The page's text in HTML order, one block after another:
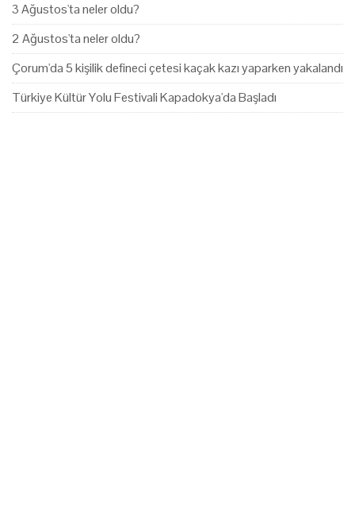
3 Ağustos'ta neler oldu?
2 Ağustos'ta neler oldu?
Çorum'da 5 kişilik defineci çetesi kaçak kazı yaparken yakalandı
Türkiye Kültür Yolu Festivali Kapadokya'da Başladı